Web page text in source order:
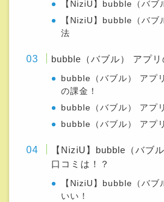
【NiziU】bubble（バブ
【NiziU】bubble（バブ
法
bubble（バブル） アプリ
bubble（バブル） アプ
の課金！
bubble（バブル） アプ
bubble（バブル） アプ
【NiziU】bubble（バブ
口コミは！？
【NiziU】bubble（バブ
いい！